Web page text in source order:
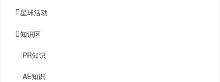
星球活动
知识区
PR知识
AE知识